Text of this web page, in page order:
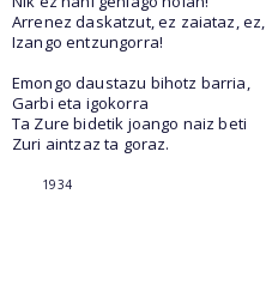
Arrenez daskatzut, ez zaiataz, ez,
Izango entzungorra!
Emongo daustazu bihotz barria,
Garbi eta igokorra
Ta Zure bidetik joango naiz beti
Zuri aintzaz ta goraz.
1934